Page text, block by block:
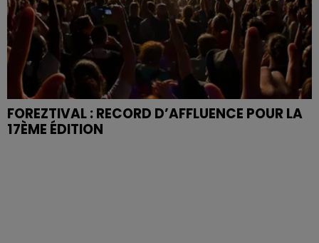
FOREZTIVAL : RECORD D’AFFLUENCE POUR LA
17ÈME ÉDITION